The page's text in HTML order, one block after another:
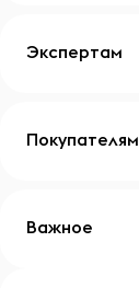
Экспертам
Покупателям
Важное